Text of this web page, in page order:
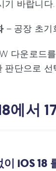
기 바랍니다.
– 공장 초기
다운로드
단으로
에서
iOS 18